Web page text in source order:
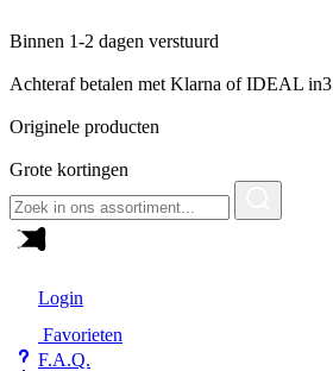
Binnen 1-2 dagen verstuurd
Achteraf betalen met Klarna of IDEAL in3
Originele producten
Grote kortingen
naar:
Login
Favorieten
F.A.Q.